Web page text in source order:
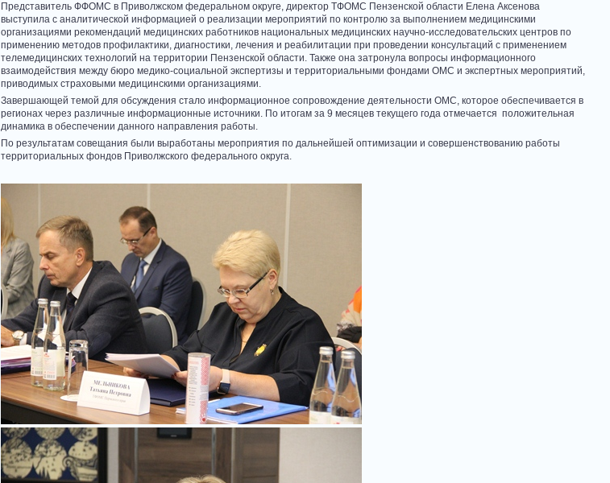
Представитель ФФОМС в Приволжском федеральном округе, директор ТФОМС Пензенской области Елена Аксенова
выступила с аналитической информацией о реализации мероприятий по контролю за выполнением медицинскими
организациями рекомендаций медицинских работников национальных медицинских научно-исследовательских центров по
применению методов профилактики, диагностики, лечения и реабилитации при проведении консультаций с применением
телемедицинских технологий на территории Пензенской области. Также она затронула вопросы информационного
взаимодействия между бюро медико-социальной экспертизы и территориальными фондами ОМС и экспертных мероприятий,
приводимых страховыми медицинскими организациями.
Завершающей темой для обсуждения стало информационное сопровождение деятельности ОМС, которое обеспечивается в
регионах через различные информационные источники. По итогам за 9 месяцев текущего года отмечается положительная
динамика в обеспечении данного направления работы.
По результатам совещания были выработаны мероприятия по дальнейшей оптимизации и совершенствованию работы
территориальных фондов Приволжского федерального округа.